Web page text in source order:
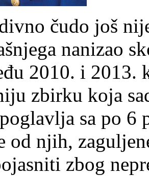
čudo još
nanizao
2010. i 2013.
zbirku koja
sa po
od njih,
zbog